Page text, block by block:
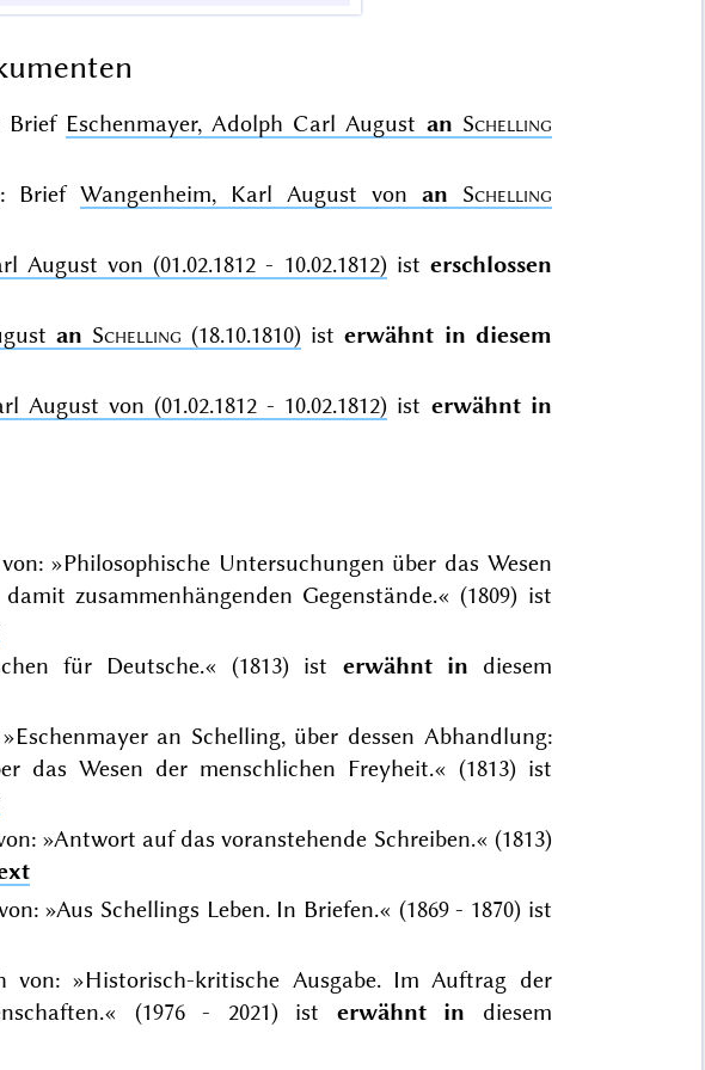
Brief Eschenmayer, Adolph Carl August an Schelling
: Brief Wangenheim, Karl August von an
Schelling
August von (01.02.1812 - 10.02.1812)ist erschlossen
an Schelling (18.10.1810) isterwähnt in diesem
August von (01.02.1812 - 10.02.1812) ist erwähnt in
»Philosophische Untersuchungen über das Wesen
zusammenhängenden Gegenstände.« (1809) ist
für Deutsche.« (1813) ist erwähnt in diesem
an Schelling, über dessen Abhandlung:
das Wesen der menschlichen Freyheit.« (1813) ist
»Antwort auf das voranstehende Schreiben.« (1813)
»Aus Schellings Leben. In Briefen.« (1869 - 1870) ist
von: »Historisch-kritische Ausgabe. Im Auftrag der
(1976 - 2021) ist erwähnt in diesem